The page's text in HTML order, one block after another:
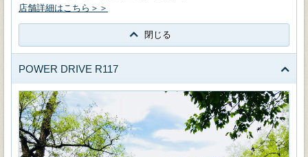
店舗詳細はこちら＞＞
閉じる
POWER DRIVE R117